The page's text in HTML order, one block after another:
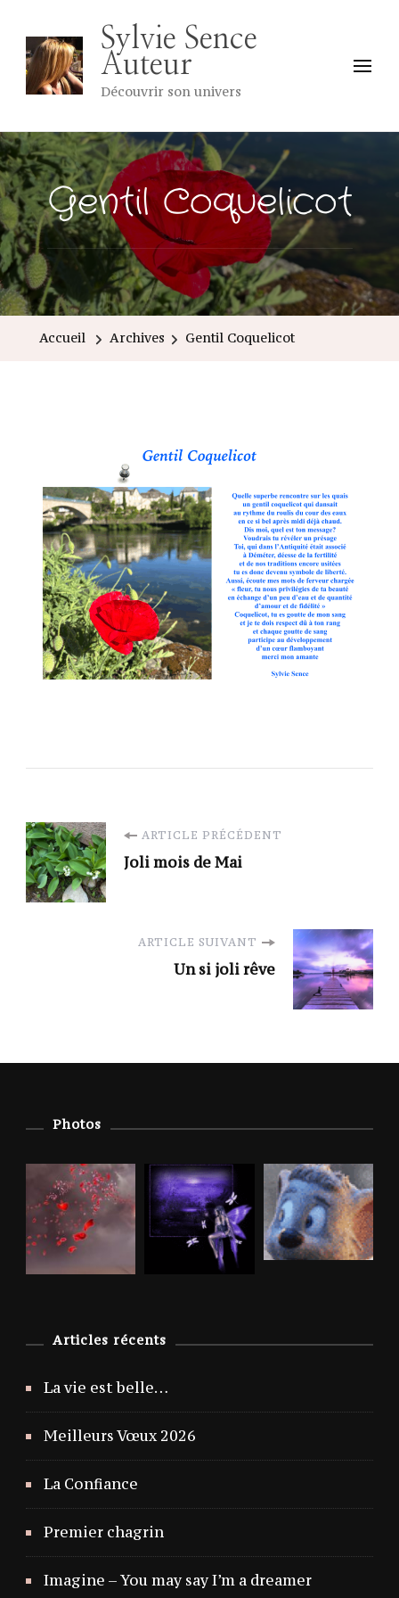
Sylvie Sence
Auteur
Découvrir son univers
Gentil Coquelicot
Accueil Archives Gentil Coquelicot
Navigation
d'article
ARTICLE PRÉCÉDENT
Joli mois de Mai
ARTICLE SUIVANT
Un si joli rêve
Photos
Articles récents
La vie est belle…
Meilleurs Vœux 2026
La Confiance
Premier chagrin
Imagine – You may say I’m a dreamer